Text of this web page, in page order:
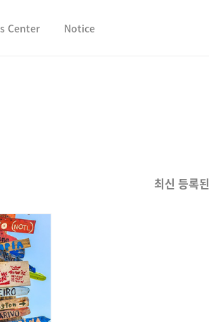
Center Notice
최신 등록된